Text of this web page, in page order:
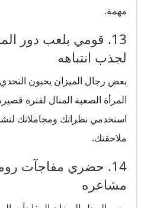
مهمة.
13. قومي بلعب دور
لجذب انتباهه
بعض رجال الميزان يحبون
المرأة الصعبة المنال لفترة
استخدمي نظراتك ومجاملاتك
ملاحقتك.
14. حضري مفاجآت
مشاعره